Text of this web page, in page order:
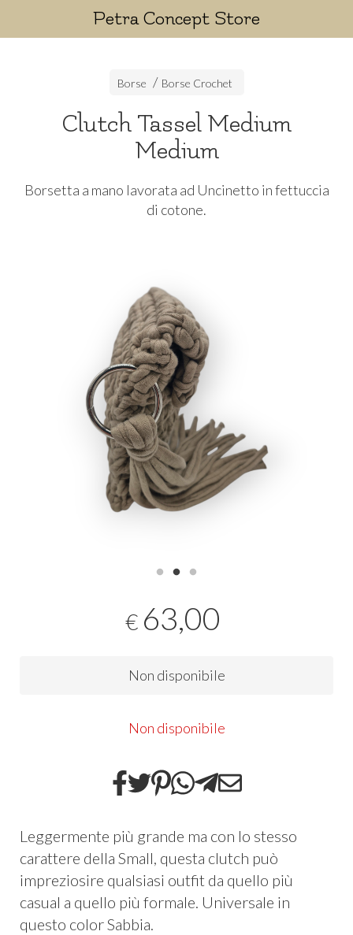
Petra Concept Store
Borse Borse Crochet
Clutch Tassel Medium
Medium
Borsetta a mano lavorata ad Uncinetto in fettuccia
di cotone.
€ 63,00
Non disponibile
Non disponibile
Leggermente più grande ma con lo stesso
carattere della Small, questa clutch può
impreziosire qualsiasi outfit da quello più
casual a quello più formale. Universale in
questo color Sabbia.